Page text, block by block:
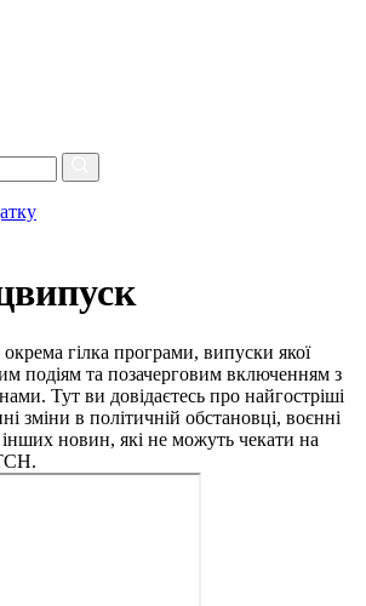
гілка програми, випуски якої
подіям та позачерговим включенням з
Тут ви довідаєтесь про найгостріші
зміни в політичній обстановці, воєнні
інших новин, які не можуть чекати на